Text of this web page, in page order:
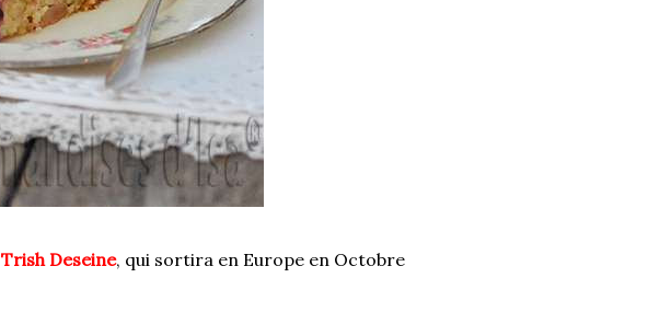
Trish Deseine, qui sortira en Europe en Octobre